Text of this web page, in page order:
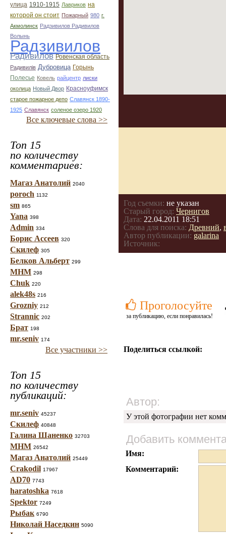
улица 1910-1915 Лавриков на
которой он стоит Пожарный 980 г.
Акмолинск Радзивилов Радивилов
Волынь
Радзивилов
Радивилов Ровенская область
Радивилiв Дубровица Горынь
Полесье Ковель райцентр лиски
околица Новый Двор Красноуфимск
старое пожарное депо Славянск 1890-
1925 Славянск соленое озеро 1920
Все ключевые слова >>
Топ 15
по количеству
комментариев:
Магаз Анатолий 2040
poroch 1132
sm 865
Yana 398
Admin 334
Борис Ассеев 320
Скилеф 305
Белков Альберт 299
МНМ 298
Chuk 220
alek48s 216
Grozniy 212
Strannic 202
Брат 198
mr.seniv 174
Все участники >>
Топ 15
по количеству
публикаций:
mr.seniv 45237
Скилеф 40848
Галина Шаненко 32703
МНМ 26542
Магаз Анатолий 25449
Crakodil 17967
AD70 7743
haratoshka 7618
Spektor 7249
Рыбак 6790
Николай Наседкин 5090
Год съемки: не указан
Старый город: Чернигов
Дата: 22.04.2011 18:51
Слова для поиска: Древний,
Автор публикации: galarina
Источник:
Проголосуйте
за публикацию, если понравилась!
Поделиться ссылкой:
Автор:
У этой фотографии нет
Добавить
Имя:
Комментарий: